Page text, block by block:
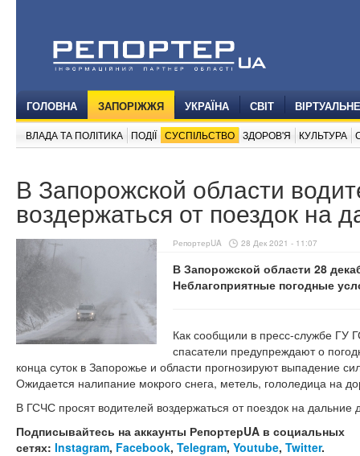
ГОЛОВНА ЗАПОРІЖЖЯ УКРАЇНА СВІТ
ВЛАДА ТА ПОЛІТИКА ПОДІЇ СУСПІЛЬСТВО ЗДОРОВ'Я КУЛЬТУРА
В Запорожской области
воздержаться от поездок на
РепортерUA 28 Дек 2021 - 11:07
В Запорожской области 28
Неблагоприятные погодные
Как сообщили в пресс-службе ГУ
спасатели предупреждают о
конца суток в Запорожье и области прогнозируют выпадение
Ожидается налипание мокрого снега, метель, гололедица на
В ГСЧС просят водителей воздержаться от поездок на дальние
Подписывайтесь на аккаунты РепортерUA в социальных
сетях: Instagram, Facebook, Telegram, Youtube, Twitter.